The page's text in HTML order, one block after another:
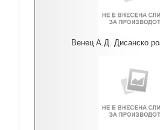
Венец А.Д. Дисанско